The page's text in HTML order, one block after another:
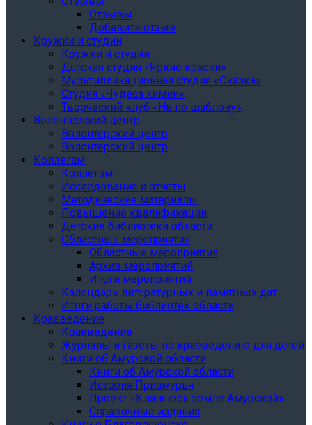
Отзывы
Добавить отзыв
Кружки и студии
Кружки и студии
Детская студия «Яркие краски»
Мультипликационная студия «Сказка»
Студия «Чудеса химии»
Творческий клуб «Не по шаблону»
Волонтерский центр
Волонтерский центр
Волонтерский центр
Коллегам
Коллегам
Исследования и отчеты
Методические материалы
Повышение квалификации
Детские библиотеки области
Областные мероприятия
Областные мероприятия
Архив мероприятий
Итоги мероприятий
Календарь литературных и памятных дат
Итоги работы библиотек области
Краеведение
Краеведение
Журналы и газеты по краеведению для детей
Книги об Амурской области
Книги об Амурской области
История Приамурья
Проект «Кланяюсь земле Амурской»
Справочные издания